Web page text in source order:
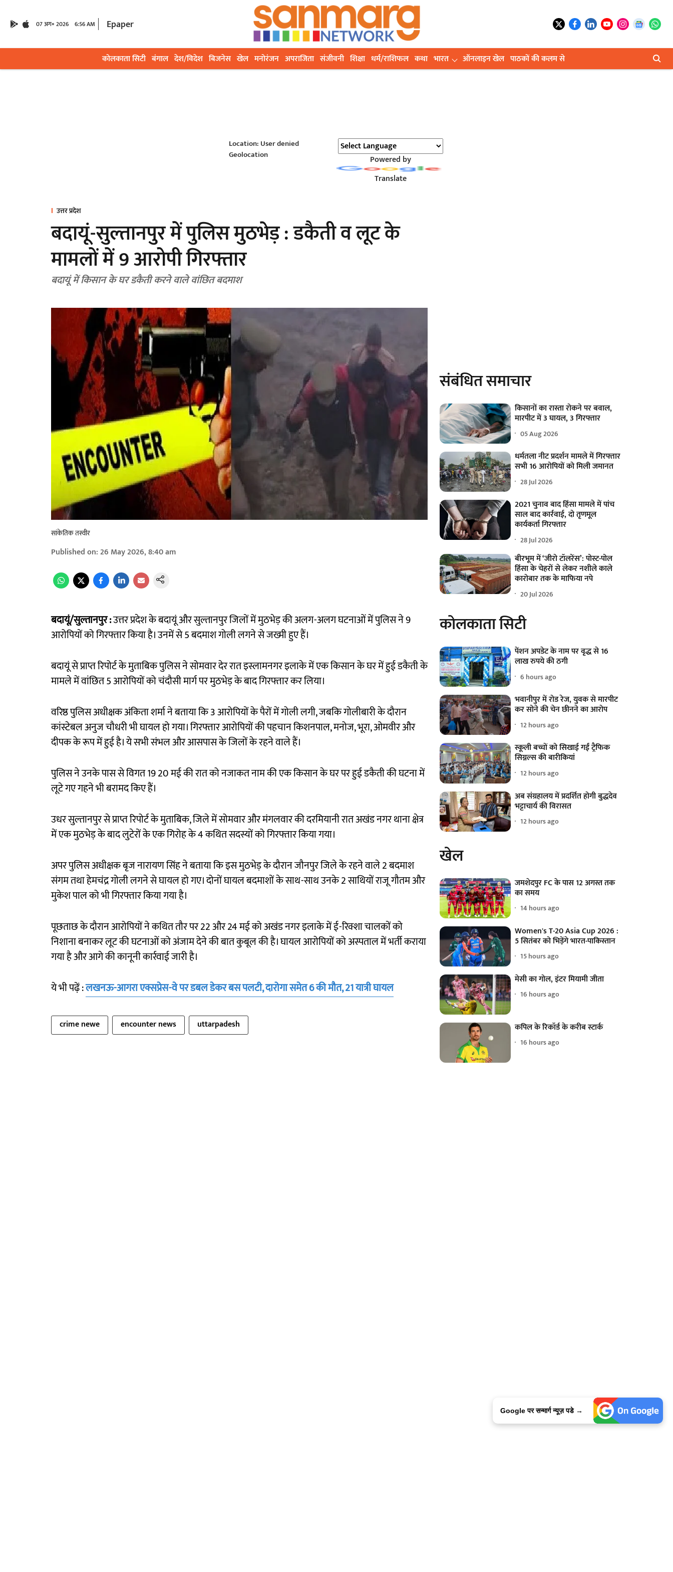
07 अग॰ 2026 6:56 AM Epaper
कोलकाता सिटी बंगाल देश/विदेश बिजनेस खेल मनोरंजन अपराजिता संजीवनी शिक्षा धर्म/राशिफल कथा भारत ऑनलाइन खेल पाठकों की कलम से
Location: User denied
Geolocation
Powered by
Translate
उत्तर प्रदेश
बदायूं-सुल्तानपुर में पुलिस मुठभेड़ : डकैती व लूट के
मामलों में 9 आरोपी गिरफ्तार
बदायूं में किसान के घर डकैती करने वाले वांछित बदमाश
सांकेतिक तस्वीर
Published on:26 May 2026, 8:40 am
बदायूं/सुल्तानपुर :उत्तर प्रदेश के बदायूं और सुल्तानपुर जिलों में मुठभेड़ की अलग-अलग घटनाओं में पुलिस ने 9
आरोपियों को गिरफ्तार किया है। उनमें से 5 बदमाश गोली लगने से जख्मी हुए हैं।
बदायूं से प्राप्त रिपोर्ट के मुताबिक पुलिस ने सोमवार देर रात इस्लामनगर इलाके में एक किसान के घर में हुई डकैती के
मामले में वांछित 5 आरोपियों को चंदौसी मार्ग पर मुठभेड़ के बाद गिरफ्तार कर लिया।
वरिष्ठ पुलिस अधीक्षक अंकिता शर्मा ने बताया कि 3 आरोपियों के पैरों में गोली लगी, जबकि गोलीबारी के दौरान
कांस्टेबल अनुज चौधरी भी घायल हो गया। गिरफ्तार आरोपियों की पहचान किशनपाल, मनोज, भूरा, ओमवीर और
दीपक के रूप में हुई है। ये सभी संभल और आसपास के जिलों के रहने वाले हैं।
पुलिस ने उनके पास से विगत 19 20 मई की रात को नजाकत नाम की एक किसान के घर पर हुई डकैती की घटना में
लूटे गए गहने भी बरामद किए हैं।
उधर सुल्तानपुर से प्राप्त रिपोर्ट के मुताबिक, जिले में सोमवार और मंगलवार की दरमियानी रात अखंड नगर थाना क्षेत्र
में एक मुठभेड़ के बाद लुटेरों के एक गिरोह के 4 कथित सदस्यों को गिरफ्तार किया गया।
अपर पुलिस अधीक्षक बृज नारायण सिंह ने बताया कि इस मुठभेड़ के दौरान जौनपुर जिले के रहने वाले 2 बदमाश
संगम तथा हेमचंद्र गोली लगने से घायल हो गए। दोनों घायल बदमाशों के साथ-साथ उनके 2 साथियों राजू गौतम और
मुकेश पाल को भी गिरफ्तार किया गया है।
पूछताछ के दौरान आरोपियों ने कथित तौर पर 22 और 24 मई को अखंड नगर इलाके में ई-रिक्शा चालकों को
निशाना बनाकर लूट की घटनाओं को अंजाम देने की बात कुबूल की है। घायल आरोपियों को अस्पताल में भर्ती कराया
गया है और आगे की कानूनी कार्रवाई जारी है।
ये भी पढ़ें :लखनऊ-आगरा एक्सप्रेस-वे पर डबल डेकर बस पलटी, दारोगा समेत 6 की मौत, 21 यात्री घायल
crime newe encounter news uttarpadesh
संबंधित समाचार
किसानों का रास्ता रोकने पर बवाल,
मारपीट में 3 घायल, 3 गिरफ्तार
05 Aug 2026
धर्मतला नीट प्रदर्शन मामले में गिरफ्तार
सभी 16 आरोपियों को मिली जमानत
28 Jul 2026
2021 चुनाव बाद हिंसा मामले में पांच
साल बाद कार्रवाई, दो तृणमूल
कार्यकर्ता गिरफ्तार
28 Jul 2026
बीरभूम में ‘जीरो टॉलरेंस’: पोस्ट-पोल
हिंसा के चेहरों से लेकर नशीले काले
कारोबार तक के माफिया नपे
20 Jul 2026
कोलकाता सिटी
पेंशन अपडेट के नाम पर वृद्ध से 16
लाख रुपये की ठगी
6 hours ago
भवानीपुर में रोड रेज, युवक से मारपीट
कर सोने की चेन छीनने का आरोप
12 hours ago
स्कूली बच्चों को सिखाई गईं ट्रैफिक
सिग्नल्स की बारीकियां
12 hours ago
अब संग्रहालय में प्रदर्शित होगी बुद्धदेव
भट्टाचार्य की विरासत
12 hours ago
खेल
जमशेदपुर FC के पास 12 अगस्त तक
का समय
14 hours ago
Women's T-20 Asia Cup 2026 :
5 सितंबर को भिड़ेंगे भारत-पाकिस्तान
15 hours ago
मेसी का गोल, इंटर मियामी जीता
16 hours ago
कपिल के रिकॉर्ड के करीब स्टार्क
16 hours ago
Google पर सन्मार्ग न्यूज़ पडे →